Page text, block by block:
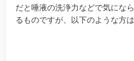
だと唾液の洗浄力などで気にな
るものですが、以下のような方